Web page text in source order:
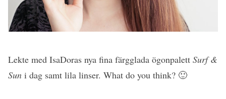
Lekte med IsaDoras nya fina färgglada ögonpalett Surf &
Sun i dag samt lila linser. What do you think? 🙂